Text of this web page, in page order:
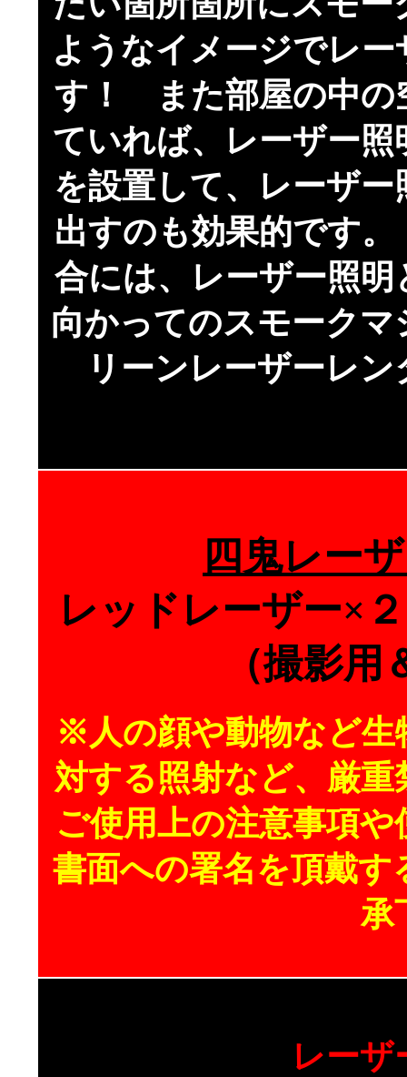
ようなイメージでレ
す！ また部屋の中の
ていれば、レーザー
を設置して、レーザ
出すのも効果的です
合には、レーザー照
向かってのスモーク
リーンレーザーレ
四鬼レー
レッドレーザー×
（撮影
※人の顔や動物など生
対する照射など、厳
ご使用上の注意事項
書面への署名を頂戴
承
レーザ